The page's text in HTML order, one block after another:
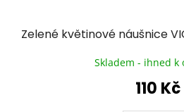
Skladem - ihned k
110 Kč